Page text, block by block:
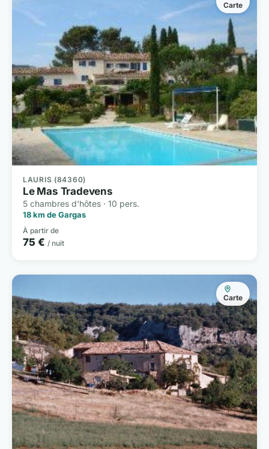
Carte
LAURIS (84360)
Le Mas Tradevens
5 chambres d'hôtes · 10 pers.
18 km de Gargas
À partir de
75 € / nuit
Carte